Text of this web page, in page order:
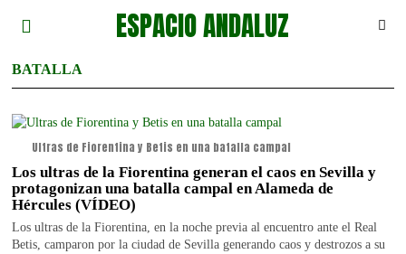
ESPACIO ANDALUZ
BATALLA
Ultras de Fiorentina y Betis en una batalla campal
Los ultras de la Fiorentina generan el caos en Sevilla y
protagonizan una batalla campal en Alameda de
Hércules (VÍDEO)
Los ultras de la Fiorentina, en la noche previa al encuentro ante el Real
Betis, camparon por la ciudad de Sevilla generando caos y destrozos a su